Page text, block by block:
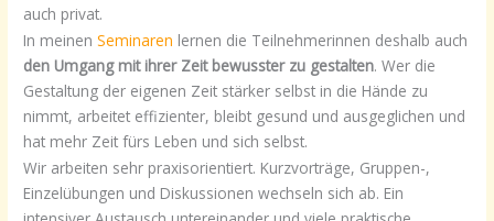
auch privat.
In meinenSeminaren lernen die Teilnehmerinnen deshalb auch
den Umgang mit ihrer Zeit bewusster zu gestalten. Wer die
Gestaltung der eigenen Zeit stärker selbst in die Hände zu
nimmt, arbeitet effizienter, bleibt gesund und ausgeglichen und
hat mehr Zeit fürs Leben und sich selbst.
Wir arbeiten sehr praxisorientiert. Kurzvorträge, Gruppen-,
Einzelübungen und Diskussionen wechseln sich ab. Ein